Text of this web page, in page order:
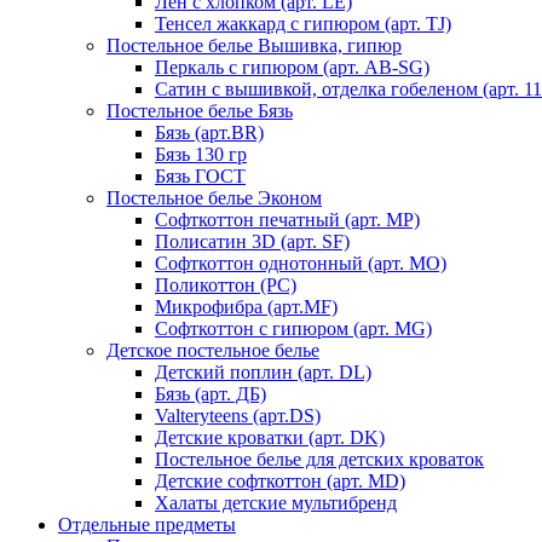
Тенсел жаккард с гипюром (арт. TJ)
Постельное белье Вышивка, гипюр
Перкаль с гипюром (арт. AB-SG)
Сатин с вышивкой, отделка гобеленом (арт.
Постельное белье Бязь
Бязь (арт.BR)
Бязь 130 гр
Бязь ГОСТ
Постельное белье Эконом
Софткоттон печатный (арт. MР)
Полисатин 3D (арт. SF)
Софткоттон однотонный (арт. MO)
Поликоттон (PC)
Микрофибра (арт.MF)
Софткоттон с гипюром (арт. MG)
Детское постельное белье
Детский поплин (арт. DL)
Бязь (арт. ДБ)
Valteryteens (арт.DS)
Детские кроватки (арт. DK)
Постельное белье для детских кроваток
Детские софткоттон (арт. MD)
Халаты детские мультибренд
Отдельные предметы